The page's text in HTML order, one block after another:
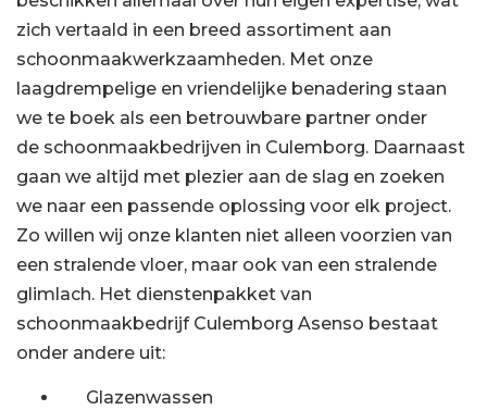
zich vertaald in een breed assortiment aan
schoonmaakwerkzaamheden. Met onze
laagdrempelige en vriendelijke benadering staan
we te boek als een betrouwbare partner onder
de schoonmaakbedrijven in Culemborg. Daarnaast
gaan we altijd met plezier aan de slag en zoeken
we naar een passende oplossing voor elk project.
Zo willen wij onze klanten niet alleen voorzien van
een stralende vloer, maar ook van een stralende
glimlach. Het dienstenpakket van
schoonmaakbedrijf Culemborg Asenso bestaat
onder andere uit:
Glazenwassen